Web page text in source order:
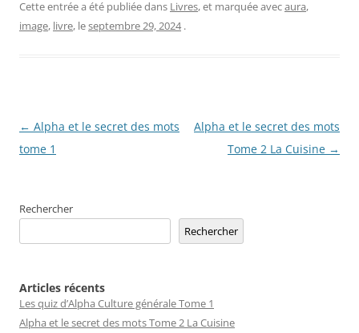
Cette entrée a été publiée dans Livres, et marquée avecaura,
image, livre, leseptembre 29, 2024 .
Navigation
des
← Alpha et le secret des mots
tome 1
Alpha et le secret des mots
Tome 2 La Cuisine →
Rechercher
Rechercher
Articles récents
Les quiz d’Alpha Culture générale Tome 1
Alpha et le secret des mots Tome 2 La Cuisine